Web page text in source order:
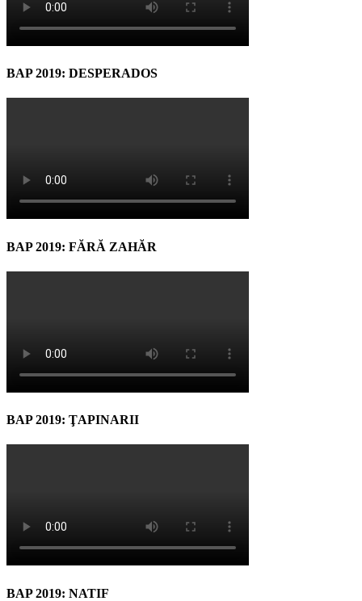
BAP 2019: DESPERADOS
BAP 2019: FĂRĂ ZAHĂR
BAP 2019: ŢAPINARII
BAP 2019: NATIF